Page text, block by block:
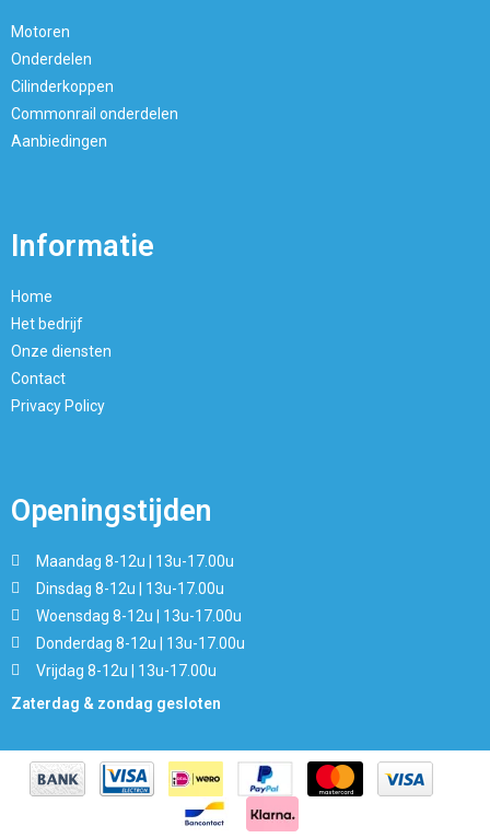
Motoren
Onderdelen
Cilinderkoppen
Commonrail onderdelen
Aanbiedingen
Informatie
Home
Het bedrijf
Onze diensten
Contact
Privacy Policy
Openingstijden
Maandag 8-12u | 13u-17.00u
Dinsdag 8-12u | 13u-17.00u
Woensdag 8-12u | 13u-17.00u
Donderdag 8-12u | 13u-17.00u
Vrijdag 8-12u | 13u-17.00u
Zaterdag & zondag gesloten